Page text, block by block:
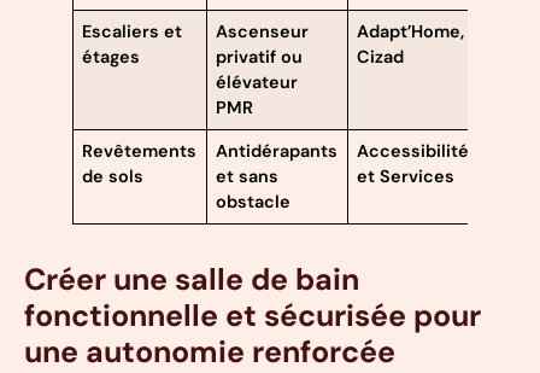
Escaliers et
étages
Ascenseur
privatif ou
élévateur
PMR
Adapt’Home,
Cizad
Revêtements
de sols
Antidérapants
et sans
obstacle
Accessibilité
et Services
Créer une salle de bain
fonctionnelle et sécurisée pour
une autonomie renforcée